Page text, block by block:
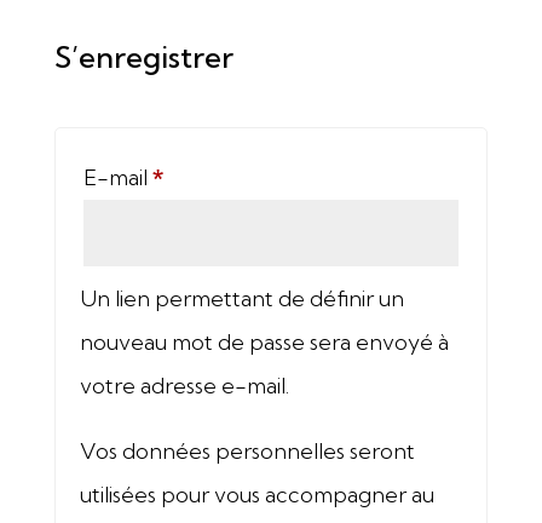
n
S’enregistrer
E-mail *Obligatoire
Un lien permettant de définir un
nouveau mot de passe sera envoyé à
votre adresse e-mail.
Vos données personnelles seront
utilisées pour vous accompagner au